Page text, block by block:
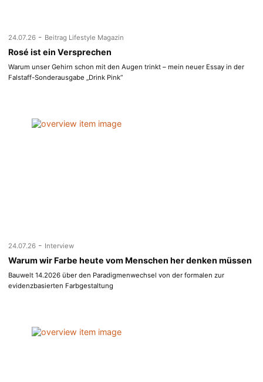
24.07.26 - Beitrag Lifestyle Magazin
Rosé ist ein Versprechen
Warum unser Gehirn schon mit den Augen trinkt – mein neuer Essay in der
Falstaff-Sonderausgabe „Drink Pink“
24.07.26 - Interview
Warum wir Farbe heute vom Menschen her denken müssen
Bauwelt 14.2026 über den Paradigmenwechsel von der formalen zur
evidenzbasierten Farbgestaltung